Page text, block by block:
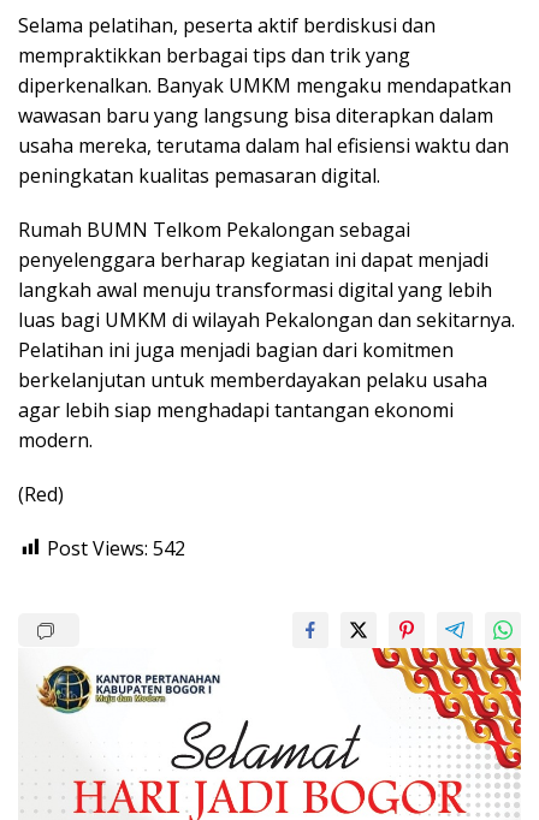
Selama pelatihan, peserta aktif berdiskusi dan
mempraktikkan berbagai tips dan trik yang
diperkenalkan. Banyak UMKM mengaku mendapatkan
wawasan baru yang langsung bisa diterapkan dalam
usaha mereka, terutama dalam hal efisiensi waktu dan
peningkatan kualitas pemasaran digital.
Rumah BUMN Telkom Pekalongan sebagai
penyelenggara berharap kegiatan ini dapat menjadi
langkah awal menuju transformasi digital yang lebih
luas bagi UMKM di wilayah Pekalongan dan sekitarnya.
Pelatihan ini juga menjadi bagian dari komitmen
berkelanjutan untuk memberdayakan pelaku usaha
agar lebih siap menghadapi tantangan ekonomi
modern.
(Red)
Post Views: 542